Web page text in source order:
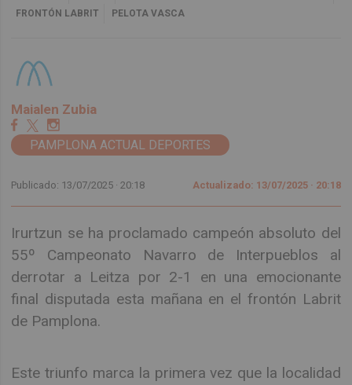
FRONTÓN LABRIT
PELOTA VASCA
Maialen Zubia
PAMPLONA ACTUAL DEPORTES
Publicado: 13/07/2025 ·20:18 Actualizado: 13/07/2025 · 20:18
Irurtzun se ha proclamado campeón absoluto del
55º Campeonato Navarro de Interpueblos al
derrotar a Leitza por 2-1 en una emocionante
final disputada esta mañana en el frontón Labrit
de Pamplona.
Este triunfo marca la primera vez que la localidad